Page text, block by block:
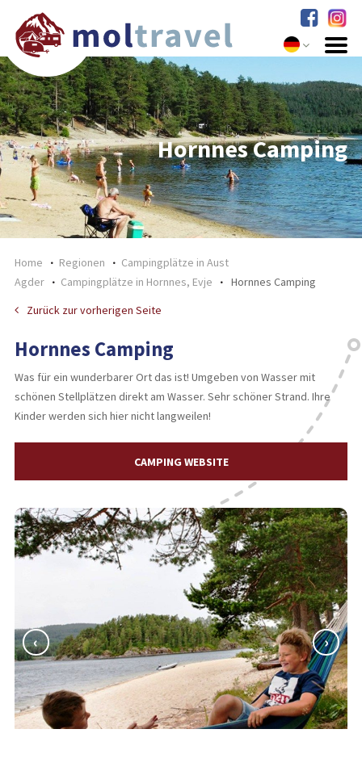
Hornnes Camping
Home Regionen
Campingplätze in Aust
Agder
Campingplätze in Hornnes, Evje
Hornnes Camping
Zurück zur vorherigen Seite
Hornnes Camping
Was für ein wunderbarer Ort das ist! Umgeben von Wasser mit
schönen Stellplätzen direkt am Wasser. Sehr schöner Strand. Ihre
Kinder werden sich hier nicht langweilen!
CAMPING WEBSITE
‹ ›